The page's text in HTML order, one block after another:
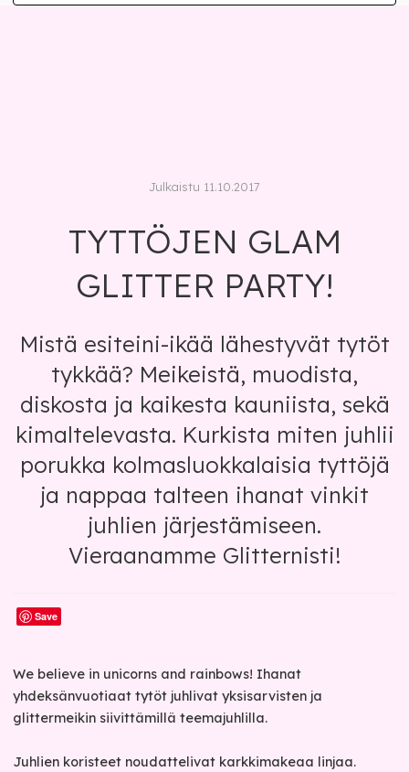
Julkaistu 11.10.2017
TYTTÖJEN GLAM
GLITTER PARTY!
Mistä esiteini-ikää lähestyvät tytöt
tykkää? Meikeistä, muodista,
diskosta ja kaikesta kauniista, sekä
kimaltelevasta. Kurkista miten juhlii
porukka kolmasluokkalaisia tyttöjä
ja nappaa talteen ihanat vinkit
juhlien järjestämiseen.
Vieraanamme Glitternisti!
Save
We believe in unicorns and rainbows! Ihanat
yhdeksänvuotiaat tytöt juhlivat yksisarvisten ja
glittermeikin siivittämillä teemajuhlilla.
Juhlien koristeet noudattelivat karkkimakeaa linjaa.